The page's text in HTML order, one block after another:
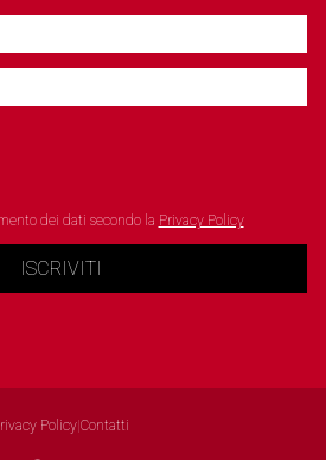
dei dati secondo la Privacy Policy
ISCRIVITI
Policy Contatti